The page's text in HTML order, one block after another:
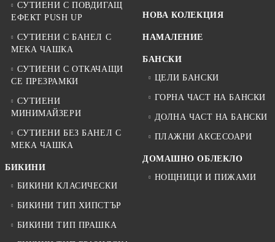
СУТИЕНИ С ПОВДИГАЩ
ЕФЕКТ PUSH UP
СУТИЕНИ С БАНЕЛ С
МЕКА ЧАШКА
СУТИЕНИ С ОТКАЧАЩИ
СЕ ПРЕЗРАМКИ
СУТИЕНИ
МИНИМАЙЗЕРИ
СУТИЕНИ БЕЗ БАНЕЛ С
МЕКА ЧАШКА
БИКИНИ
БИКИНИ КЛАСИЧЕСКИ
БИКИНИ ТИП ХИПСТЪР
БИКИНИ ТИП ПРАШКА
НОВА КОЛЕКЦИЯ
НАМАЛЕНИЕ
БАНСКИ
ЦЕЛИ БАНСКИ
ГОРНА ЧАСТ НА БАНСКИ
ДОЛНА ЧАСТ НА БАНСКИ
ПЛАЖНИ АКСЕСОАРИ
ДОМАШНО ОБЛЕКЛО
НОЩНИЦИ И ПИЖАМИ